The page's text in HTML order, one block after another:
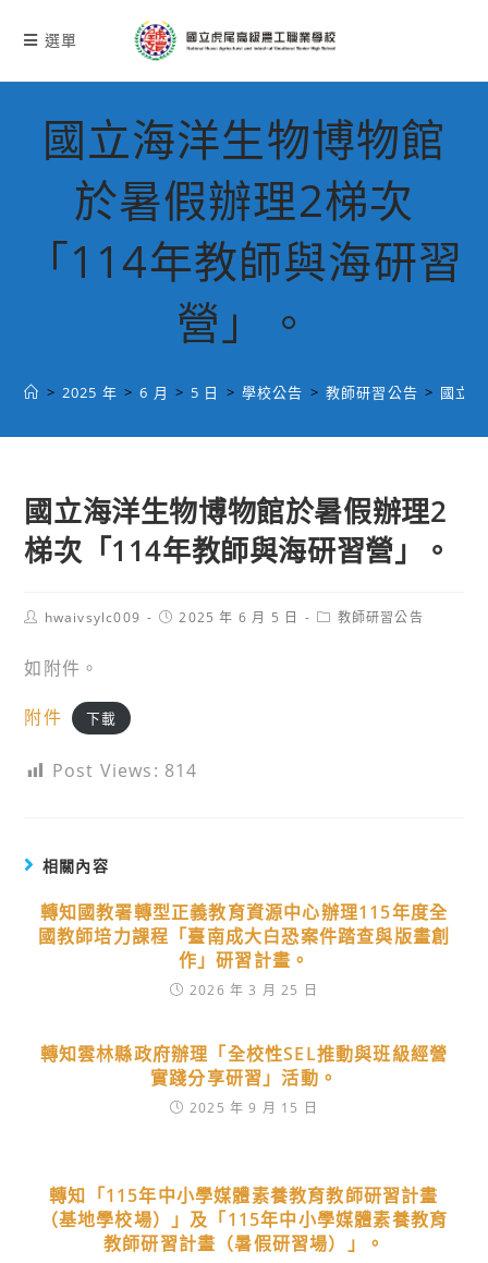
選單
國立海洋生物博物館
於暑假辦理2梯次
「114年教師與海研習
營」。
> 2025 年 > 6 月 > 5 日 > 學校公告 > 教師研習公告 > 國立
國立海洋生物博物館於暑假辦理2
梯次「114年教師與海研習營」。
Posthwaivsylc009
Post2025 年 6 月 5 日
Post教師研習公告
如附件。
附件 下載
Post Views: 814
相關內容
轉知國教署轉型正義教育資源中心辦理115年度全
國教師培力課程「臺南成大白恐案件踏查與版畫創
作」研習計畫。
2026 年 3 月 25 日
轉知雲林縣政府辦理「全校性SEL推動與班級經營
實踐分享研習」活動。
2025 年 9 月 15 日
轉知「115年中小學媒體素養教育教師研習計畫
（基地學校場）」及「115年中小學媒體素養教育
教師研習計畫（暑假研習場）」。